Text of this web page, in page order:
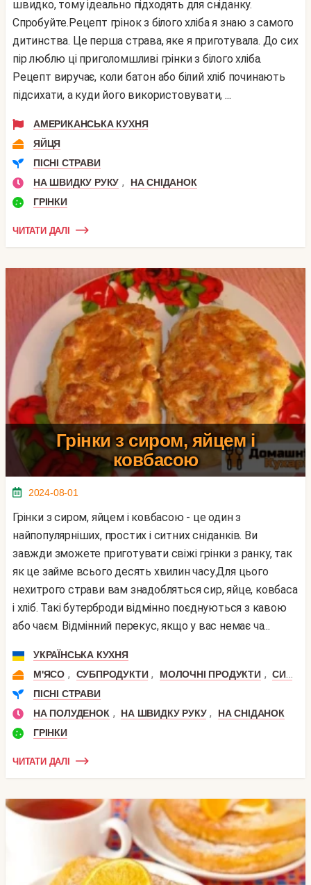
швидко, тому ідеально підходять для сніданку.
Спробуйте.Рецепт грінок з білого хліба я знаю з самого
дитинства. Це перша страва, яке я приготувала. До сих
пір люблю ці приголомшливі грінки з білого хліба.
Рецепт виручає, коли батон або білий хліб починають
підсихати, а куди його використовувати, ...
АМЕРИКАНСЬКА КУХНЯ
ЯЙЦЯ
ПІСНІ СТРАВИ
НА ШВИДКУ РУКУ ,
НА СНІДАНОК
ГРІНКИ
ЧИТАТИ ДАЛІ
Грінки з сиром, яйцем і
ковбасою
2024-08-01
Грінки з сиром, яйцем і ковбасою - це один з
найпопулярніших, простих і ситних сніданків. Ви
завжди зможете приготувати свіжі грінки з ранку, так
як це займе всього десять хвилин часу.Для цього
нехитрого страви вам знадобляться сир, яйце, ковбаса
і хліб. Такі бутерброди відмінно поєднуються з кавою
або чаєм. Відмінний перекус, якщо у вас немає ча...
УКРАЇНСЬКА КУХНЯ
М'ЯСО , СУБПРОДУКТИ , МОЛОЧНІ ПРОДУКТИ , СИР
ПІСНІ СТРАВИ
НА ПОЛУДЕНОК , НА ШВИДКУ РУКУ ,
НА СНІДАНОК
ГРІНКИ
ЧИТАТИ ДАЛІ